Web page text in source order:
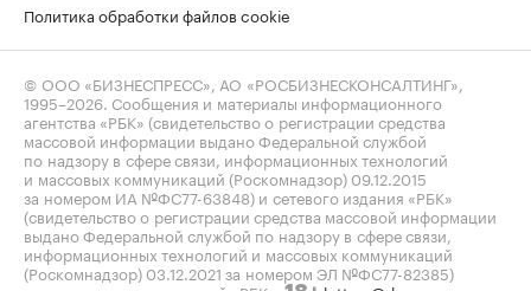
Политика обработки файлов cookie
© ООО «БИЗНЕСПРЕСС», АО «РОСБИЗНЕСКОНСАЛТИНГ»,
1995–2026 . Сообщения и материалы информационного
агентства «РБК» (свидетельство о регистрации средства
массовой информации выдано Федеральной службой
по надзору в сфере связи, информационных технологий
и массовых коммуникаций (Роскомнадзор) 09.12.2015
за номером ИА №ФС77-63848) и сетевого издания «РБК»
(свидетельство о регистрации средства массовой информации
выдано Федеральной службой по надзору в сфере связи,
информационных технологий и массовых коммуникаций
(Роскомнадзор) 03.12.2021 за номером ЭЛ №ФС77-82385)